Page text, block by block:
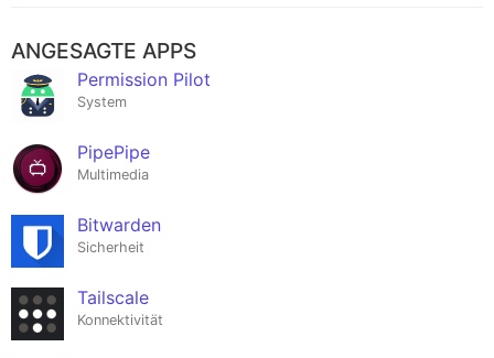
ANGESAGTE APPS
Permission Pilot
System
PipePipe
Multimedia
Bitwarden
Sicherheit
Tailscale
Konnektivität